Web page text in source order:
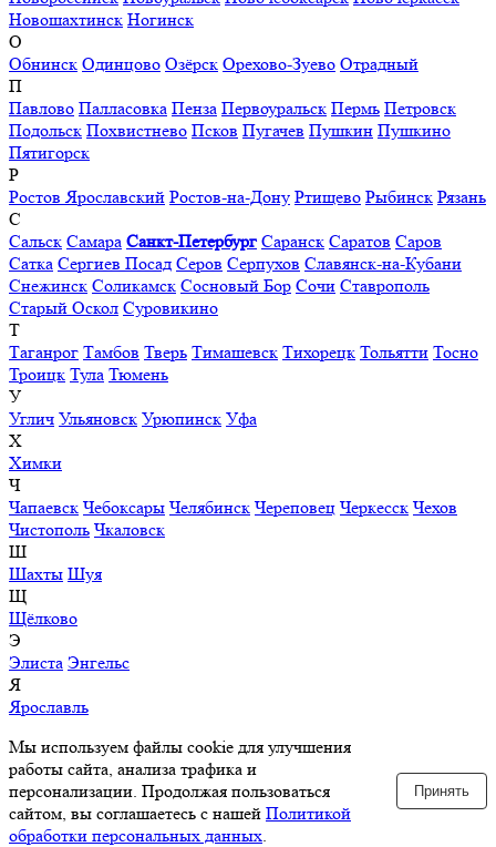
Новошахтинск Ногинск
О
Обнинск Одинцово Озёрск Орехово-Зуево Отрадный
П
Павлово Палласовка Пенза Первоуральск Пермь Петровск
Подольск Похвистнево Псков Пугачев Пушкин Пушкино
Пятигорск
Р
Ростов Ярославский Ростов-на-Дону Ртищево Рыбинск Рязань
С
Сальск Самара Санкт-Петербург Саранск Саратов Саров
Сатка Сергиев Посад Серов Серпухов Славянск-на-Кубани
Снежинск Соликамск Сосновый Бор Сочи Ставрополь
Старый Оскол Суровикино
Т
Таганрог Тамбов Тверь Тимашевск Тихорецк Тольятти Тосно
Троицк Тула Тюмень
У
Углич Ульяновск Урюпинск Уфа
Х
Химки
Ч
Чапаевск Чебоксары Челябинск Череповец Черкесск Чехов
Чистополь Чкаловск
Ш
Шахты Шуя
Щ
Щёлково
Э
Элиста Энгельс
Я
Ярославль
Мы используем файлы cookie для улучшения
работы сайта, анализа трафика и
персонализации. Продолжая пользоваться
сайтом, вы соглашаетесь с нашей Политикой
обработки персональных данных
Принять